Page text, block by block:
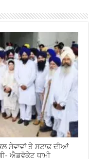
ਸੇਵਾਵਾਂ ਤੇ ਸਟਾਫ਼ ਦੀਆਂ
ਐਡਵੋਕੇਟ ਧਾਮੀ